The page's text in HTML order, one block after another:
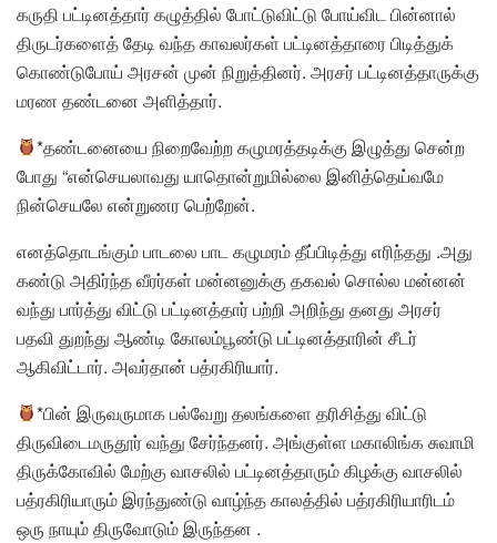
கருதி பட்டினத்தார் கழுத்தில் போட்டுவிட்டு போய்விட பின்னால்
திருடர்களைத் தேடி வந்த காவலர்கள் பட்டினத்தாரை பிடித்துக்
கொண்டுபோய் அரசன் முன் நிறுத்தினர். அரசர் பட்டினத்தாருக்கு
மரண தண்டனை அளித்தார்.
*தண்டனையை நிறைவேற்ற கழுமரத்தடிக்கு இழுத்து சென்ற
போது “என்செயலாவது யாதொன்றுமில்லை இனித்தெய்வமே
நின்செயலே என்றுணர பெற்றேன்.
எனத்தொடங்கும் பாடலை பாட கழுமரம் தீப்பிடித்து எரிந்தது .அது
கண்டு அதிர்ந்த வீரர்கள் மன்னனுக்கு தகவல் சொல்ல மன்னன்
வந்து பார்த்து விட்டு பட்டினத்தார் பற்றி அறிந்து தனது அரசர்
பதவி துறந்து ஆண்டி கோலம்பூண்டு பட்டினத்தாரின் சீடர்
ஆகிவிட்டார். அவர்தான் பத்ரகிரியார்.
*பின் இருவருமாக பல்வேறு தலங்களை தரிசித்து விட்டு
திருவிடைமருதூர் வந்து சேர்ந்தனர். அங்குள்ள மகாலிங்க சுவாமி
திருக்கோவில் மேற்கு வாசலில் பட்டினத்தாரும் கிழக்கு வாசலில்
பத்ரகிரியாரும் இரந்துண்டு வாழ்ந்த காலத்தில் பத்ரகிரியாரிடம்
ஒரு நாயும் திருவோடும் இருந்தன .